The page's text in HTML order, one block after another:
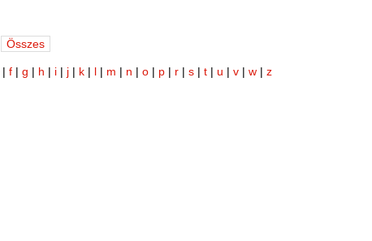
|f |g | h | i | j | k | l | m | n |o | p | r |s |t |u |v |w |z